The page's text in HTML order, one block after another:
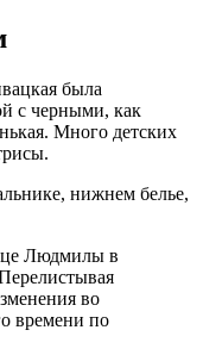
была
с черными, как
Много детских
Людмилы в
во
времени по